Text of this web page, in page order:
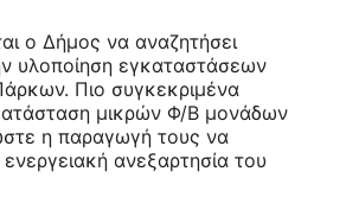
ο Δήμος να αναζητήσει
υλοποίηση εγκαταστάσεων
Πιο συγκεκριμένα
μικρών Φ/Β μονάδων
η παραγωγή τους να
ανεξαρτησία του